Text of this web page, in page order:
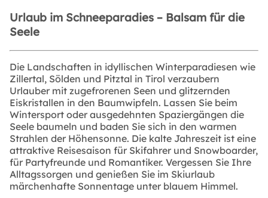
Urlaub im Schneeparadies – Balsam für die
Seele
Die Landschaften in idyllischen Winterparadiesen wie
Zillertal, Sölden und Pitztal in Tirol verzaubern
Urlauber mit zugefrorenen Seen und glitzernden
Eiskristallen in den Baumwipfeln. Lassen Sie beim
Wintersport oder ausgedehnten Spaziergängen die
Seele baumeln und baden Sie sich in den warmen
Strahlen der Höhensonne. Die kalte Jahreszeit ist eine
attraktive Reisesaison für Skifahrer und Snowboarder,
für Partyfreunde und Romantiker. Vergessen Sie Ihre
Alltagssorgen und genießen Sie im Skiurlaub
märchenhafte Sonnentage unter blauem Himmel.